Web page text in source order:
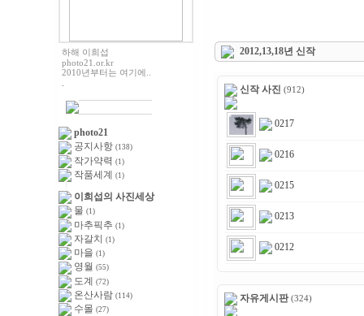
하해 이희섭
photo21.or.kr
2010년부터는 여기에..
photo21
공지사항 (138)
작가약력 (1)
작품세계 (1)
이희섭의 사진세상
물 (1)
마추픽추 (1)
자갈치 (1)
마을 (1)
영월 (55)
도계 (72)
온산사람 (114)
수몰 (27)
2012,13,18년 신작
신작 사진 (912)
0217
0216
0215
0213
0212
자유게시판 (324)